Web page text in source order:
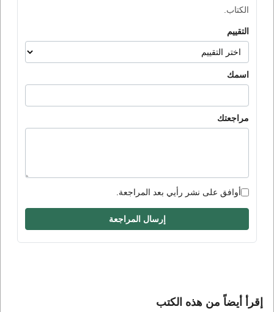
الكتاب.
التقييم
اسمك
مراجعتك
أوافق على نشر رأيي بعد المراجعة.
إرسال المراجعة
إقرأ أيضاً من هذه الكتب